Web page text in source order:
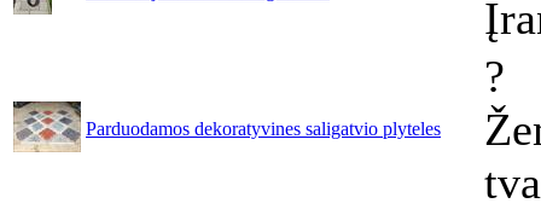
Parduodamos dekoratyvines saligatvio plyteles
?